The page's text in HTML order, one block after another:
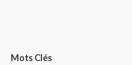
Mots Clés